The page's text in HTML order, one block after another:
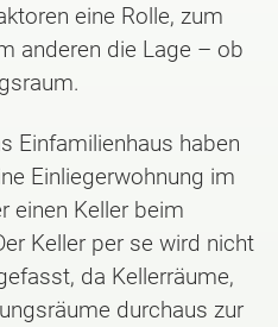
eine Rolle, zum
anderen die Lage – ob
Einfamilienhaus haben
Einliegerwohnung im
einen Keller beim
Keller per se wird nicht
da Kellerräume,
durchaus zur